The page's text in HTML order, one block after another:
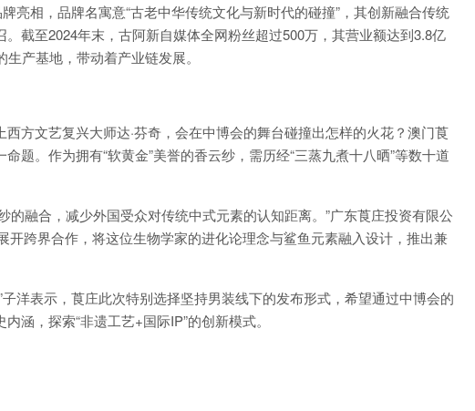
亮相，品牌名寓意“古老中华传统文化与新时代的碰撞”，其创新融合传统
截至2024年末，古阿新自媒体全网粉丝超过500万，其营业额达到3.8亿
产基地，带动着产业链发展。
方文艺复兴大师达·芬奇，会在中博会的舞台碰撞出怎样的火花？澳门莨
题。作为拥有“软黄金”美誉的香云纱，需历经“三蒸九煮十八晒”等数十道
的融合，减少外国受众对传统中式元素的认知距离。”广东莨庄投资有限公
开跨界合作，将这位生物学家的进化论理念与鲨鱼元素融入设计，推出兼
洋表示，莨庄此次特别选择坚持男装线下的发布形式，希望通过中博会的
涵，探索“非遗工艺+国际IP”的创新模式。